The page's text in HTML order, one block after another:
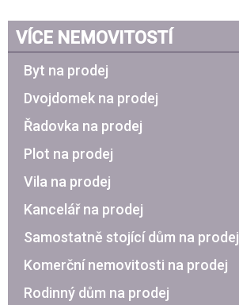
VÍCE NEMOVITOSTÍ
Byt na prodej
Dvojdomek na prodej
Řadovka na prodej
Plot na prodej
Vila na prodej
Kancelář na prodej
Samostatně stojící dům na prodej
Komerční nemovitosti na prodej
Rodinný dům na prodej